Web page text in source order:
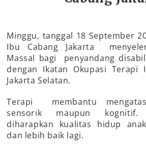
Minggu, tanggal 18 September
Ibu Cabang Jakarta
Massal bagi penyandang
dengan Ikatan Okupasi Terapi
Jakarta Selatan.
Terapi membantu
sensorik maupun
diharapkan kualitas hidup
dan lebih baik lagi.